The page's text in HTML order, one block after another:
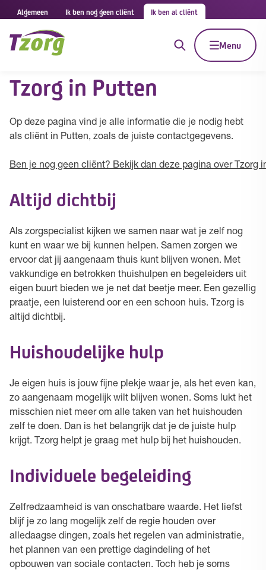
Algemeen Ik ben nog geen cliënt Ik ben al cliënt
Menu
Tzorg in Putten
Op deze pagina vind je alle informatie die je nodig hebt
als cliënt in Putten, zoals de juiste contactgegevens.
Ben je nog geen cliënt? Bekijk dan deze pagina over Tzorg
Altijd dichtbij
Als zorgspecialist kijken we samen naar wat je zelf nog
kunt en waar we bij kunnen helpen. Samen zorgen we
ervoor dat jij aangenaam thuis kunt blijven wonen. Met
vakkundige en betrokken thuishulpen en begeleiders uit
eigen buurt bieden we je net dat beetje meer. Een gezellig
praatje, een luisterend oor en een schoon huis. Tzorg is
altijd dichtbij.
Huishoudelijke hulp
Je eigen huis is jouw fijne plekje waar je, als het even kan,
zo aangenaam mogelijk wilt blijven wonen. Soms lukt het
misschien niet meer om alle taken van het huishouden
zelf te doen. Dan is het belangrijk dat je de juiste hulp
krijgt. Tzorg helpt je graag met hulp bij het huishouden.
Individuele begeleiding
Zelfredzaamheid is van onschatbare waarde. Het liefst
blijf je zo lang mogelijk zelf de regie houden over
alledaagse dingen, zoals het regelen van administratie,
het plannen van een prettige dagindeling of het
opbouwen van sociale contacten. Toch heb je soms